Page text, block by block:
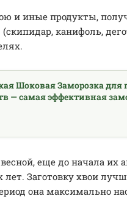
и иные продукты,
канифоль,
Шоковая Заморозка
— самая эффективная
еще до начала их
лет. Заготовку хвои
она максимально